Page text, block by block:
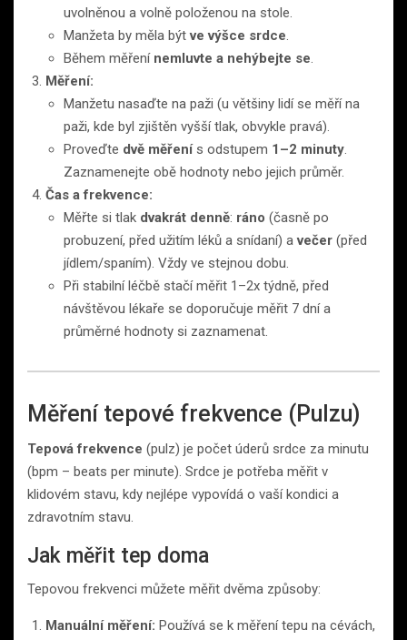
uvolněnou a volně položenou na stole.
Manžeta by měla býtve výšce srdce.
Během měření nemluvte a nehýbejte se.
Měření:
Manžetu nasaďte na paži (u většiny lidí se měří na
paži, kde byl zjištěn vyšší tlak, obvykle pravá).
Proveďte dvě měřenís odstupem 1–2 minuty.
Zaznamenejte obě hodnoty nebo jejich průměr.
Čas a frekvence:
Měřte si tlak dvakrát denně: ráno (časně po
probuzení, před užitím léků a snídaní) avečer (před
jídlem/spaním). Vždy ve stejnou dobu.
Při stabilní léčbě stačí měřit 1–2x týdně, před
návštěvou lékaře se doporučuje měřit 7 dní a
průměrné hodnoty si zaznamenat.
Měření tepové frekvence (Pulzu)
Tepová frekvence (pulz) je počet úderů srdce za minutu
(bpm – beats per minute). Srdce je potřeba měřit v
klidovém stavu, kdy nejlépe vypovídá o vaší kondici a
zdravotním stavu.
Jak měřit tep doma
Tepovou frekvenci můžete měřit dvěma způsoby:
Manuální měření: Používá se k měření tepu na cévách,